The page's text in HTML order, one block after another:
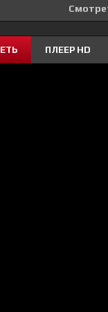
ПЛЕЕР HD